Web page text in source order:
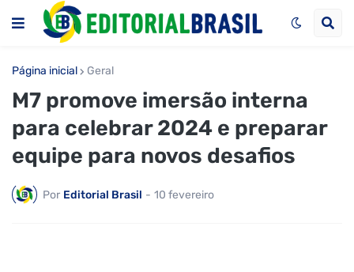
Página inicial Geral
M7 promove imersão interna
para celebrar 2024 e preparar
equipe para novos desafios
Por Editorial Brasil - 10 fevereiro